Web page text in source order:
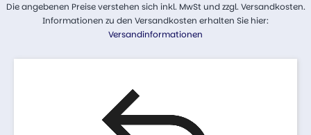
Die angebenen Preise verstehen sich inkl. MwSt und zzgl. Versandkosten.
Informationen zu den Versandkosten erhalten Sie hier:
Versandinformationen